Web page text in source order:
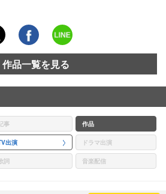
作品一覧を見る
事 作品
出演 ドラマ出演
詞 音楽配信